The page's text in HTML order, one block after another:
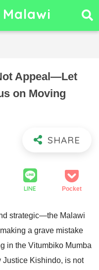
Appeal—Let
on Moving
LINE Pocket
strategic—the Malawi
a grave mistake
in the Vitumbiko Mumba
Justice Kishindo, is not